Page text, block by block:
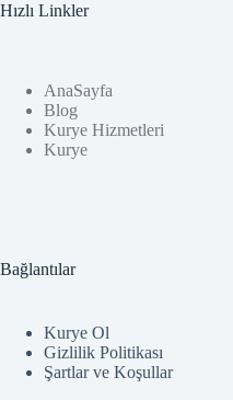
Hızlı Linkler
AnaSayfa
Blog
Kurye Hizmetleri
Kurye
Bağlantılar
Kurye Ol
Gizlilik Politikası
Şartlar ve Koşullar